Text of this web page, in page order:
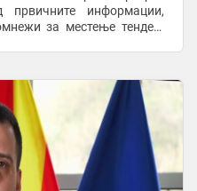
информации,
за местење тендер.